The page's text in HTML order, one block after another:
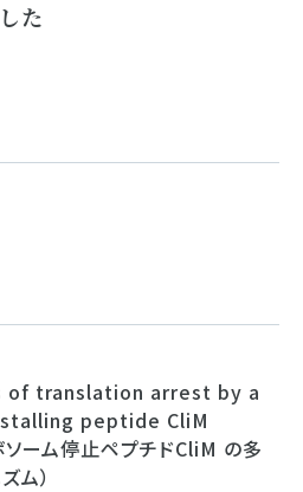
た
of translation arrest by a
peptide CliM
ソーム停止ペプチドCliM の多
ム）